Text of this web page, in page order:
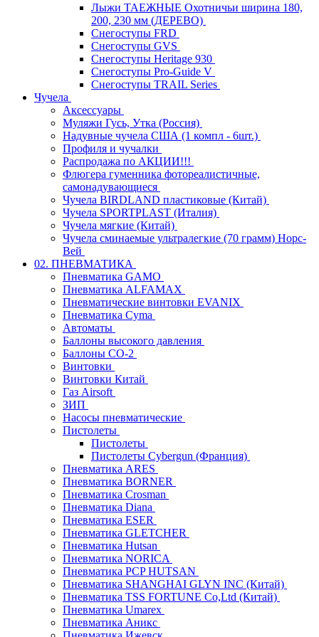
Лыжи ТАЕЖНЫЕ Охотничьи ширина 180,
200, 230 мм (ДЕРЕВО)
Снегоступы FRD
Снегоступы GVS
Снегоступы Heritage 930
Снегоступы Pro-Guide V
Снегоступы TRAIL Series
Чучела
Аксессуары
Муляжи Гусь, Утка (Россия)
Надувные чучела США (1 компл - 6шт.)
Профиля и чучалки
Распродажа по АКЦИИ!!!
Флюгера гуменника фотореалистичные,
самонадувающиеся
Чучела BIRDLAND пластиковые (Китай)
Чучела SPORTPLAST (Италия)
Чучела мягкие (Китай)
Чучела сминаемые ультралегкие (70 грамм) Норс-
Вей
02. ПНЕВМАТИКА
Пневматика GAMO
Пневматика ALFAMAX
Пневматические винтовки EVANIX
Пневматика Cyma
Автоматы
Баллоны высокого давления
Баллоны СО-2
Винтовки
Винтовки Китай
Газ Airsoft
ЗИП
Насосы пневматические
Пистолеты
Пистолеты
Пистолеты Cybergun (Франция)
Пневматика ARES
Пневматика BORNER
Пневматика Crosman
Пневматика Diana
Пневматика ESER
Пневматика GLETCHER
Пневматика Hutsan
Пневматика NORICA
Пневматика PCP HUTSAN
Пневматика SHANGHAI GLYN INC (Китай)
Пневматика TSS FORTUNE Co,Ltd (Китай)
Пневматика Umarex
Пневматика Аникс